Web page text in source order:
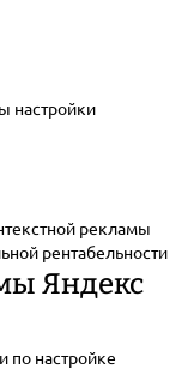
настройки
рекламы
рентабельности
Яндекс
по настройке